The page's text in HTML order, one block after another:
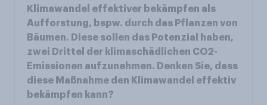
Klimawandel effektiver bekämpfen als
Aufforstung, bspw. durch das Pflanzen von
Bäumen. Diese sollen das Potenzial haben,
zwei Drittel der klimaschädlichen CO2-
Emissionen aufzunehmen. Denken Sie, dass
diese Maßnahme den Klimawandel effektiv
bekämpfen kann?